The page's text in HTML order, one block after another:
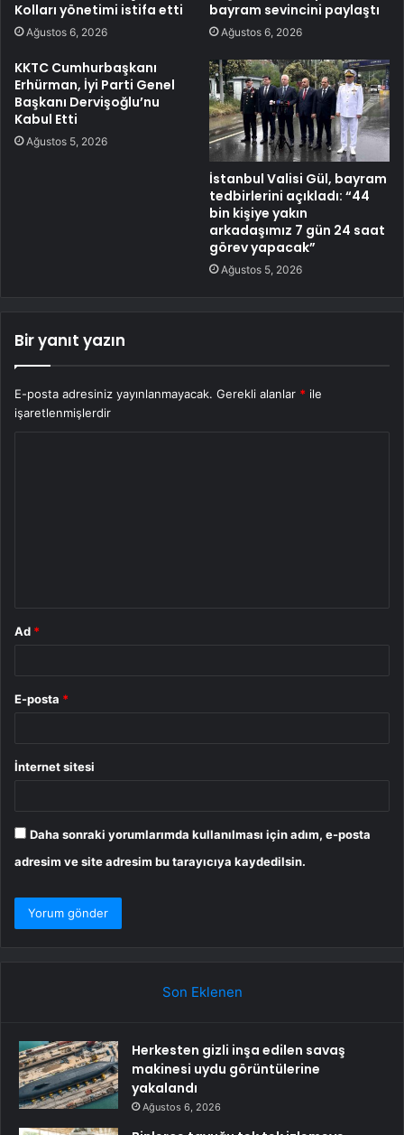
Kolları yönetimi istifa etti
Ağustos 6, 2026
bayram sevincini paylaştı
Ağustos 6, 2026
KKTC Cumhurbaşkanı
Erhürman, İyi Parti Genel
Başkanı Dervişoğlu’nu
Kabul Etti
Ağustos 5, 2026
İstanbul Valisi Gül, bayram
tedbirlerini açıkladı: “44
bin kişiye yakın
arkadaşımız 7 gün 24 saat
görev yapacak”
Ağustos 5, 2026
Bir yanıt yazın
E-posta adresiniz yayınlanmayacak. Gerekli alanlar * ile
işaretlenmişlerdir
Ad *
E-posta *
İnternet sitesi
Daha sonraki yorumlarımda kullanılması için adım, e-posta
adresim ve site adresim bu tarayıcıya kaydedilsin.
Son Eklenen
Herkesten gizli inşa edilen savaş
makinesi uydu görüntülerine
yakalandı
Ağustos 6, 2026